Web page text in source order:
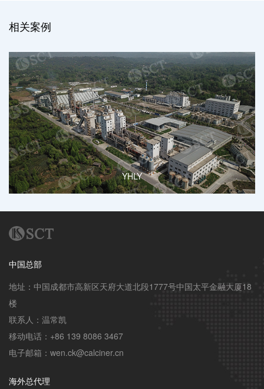
相关案例
YHLY
中国总部
地址：中国成都市高新区天府大道北段1777号中国太平金融大厦18
楼
联系人：温常凯
移动电话：+86 139 8086 3467
电子邮箱：wen.ck@calciner.cn
海外总代理